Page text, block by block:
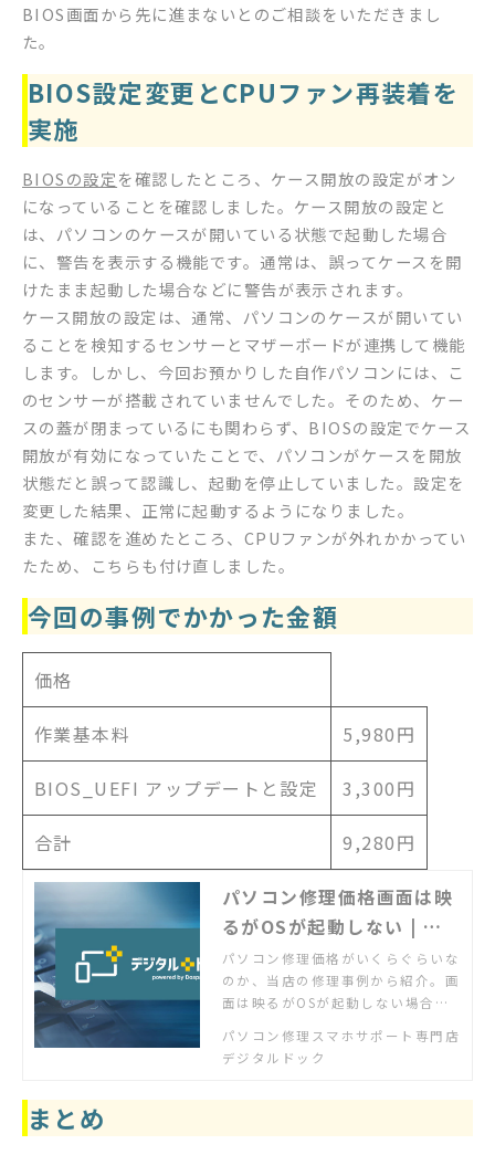
BIOS画面から先に進まないとのご相談をいただきまし
た。
BIOS設定変更とCPUファン再装着を
実施
BIOSの設定を確認したところ、ケース開放の設定がオン
になっていることを確認しました。ケース開放の設定と
は、パソコンのケースが開いている状態で起動した場合
に、警告を表示する機能です。通常は、誤ってケースを開
けたまま起動した場合などに警告が表示されます。
ケース開放の設定は、通常、パソコンのケースが開いてい
ることを検知するセンサーとマザーボードが連携して機能
します。しかし、今回お預かりした自作パソコンには、こ
のセンサーが搭載されていませんでした。そのため、ケー
スの蓋が閉まっているにも関わらず、BIOSの設定でケース
開放が有効になっていたことで、パソコンがケースを開放
状態だと誤って認識し、起動を停止していました。設定を
変更した結果、正常に起動するようになりました。
また、確認を進めたところ、CPUファンが外れかかってい
たため、こちらも付け直しました。
今回の事例でかかった金額
価格
作業基本料 5,980円
BIOS_UEFI アップデートと設定 3,300円
合計 9,280円
パソコン修理価格画面は映
るがOSが起動しない | デ
ジタルドック【公式】
パソコン修理価格がいくらぐらいな
のか、当店の修理事例から紹介。画
面は映るがOSが起動しない場合の
ただけます。実際の作業前にはお客
様にお見積もりを必ず提示し、了承
パソコン修理スマホサポート専門店
デジタルドック
まとめ